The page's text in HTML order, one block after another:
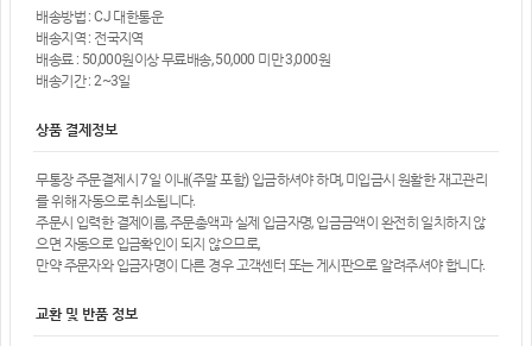
배송방법 : CJ 대한통운
배송지역 : 전국지역
배송료 : 50,000원이상 무료배송, 50,000 미만 3,000원
배송기간 : 2~3일
상품 결제정보
무통장 주문결제시 7일 이내(주말 포함) 입금하셔야 하며, 미입금시 원활한 재고관리
를 위해 자동으로 취소됩니다.
주문시 입력한 결제이름, 주문총액과 실제 입금자명, 입금금액이 완전히 일치하지 않
으면 자동으로 입금확인이 되지 않으므로,
만약 주문자와 입금자명이 다른 경우 고객센터 또는 게시판으로 알려주셔야 합니다.
교환 및 반품 정보